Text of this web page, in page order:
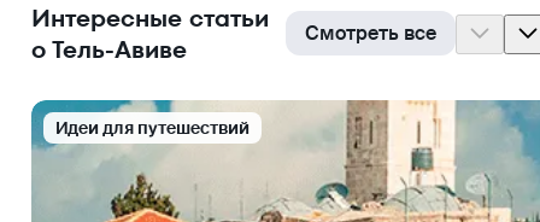
Интересные статьи
о Тель-Авиве
Смотреть все
Идеи для путешествий